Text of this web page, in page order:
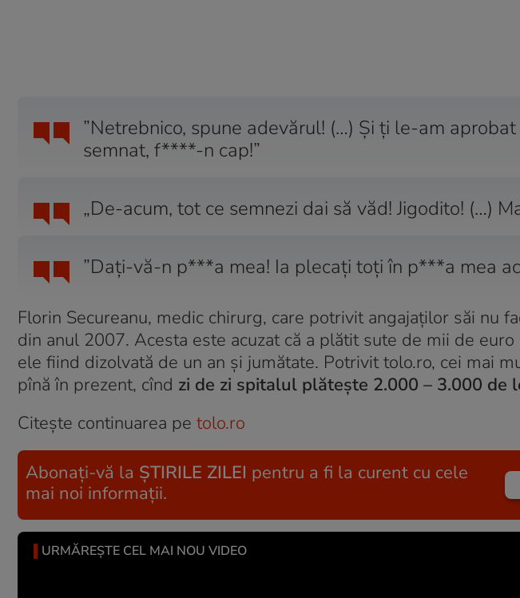
”Netrebnico, spune adevărul! (…) Și ți le-am
semnat, f****-n cap!”
„De-acum, tot ce semnezi dai să văd! Jigodito! (…)
”Dați-vă-n p***a mea! Ia plecați toți în p***a mea
Florin Secureanu, medic chirurg, care potrivit angajaților săi nu
din anul 2007. Acesta este acuzat că a plătit sute de mii de
ele fiind dizolvată de un an și jumătate. Potrivit tolo.ro, cei mai
pînă în prezent, cînd zi de zi spitalul plătește 2.000 – 3.000 de
Citește continuarea pe tolo.ro
Abonați-vă la ȘTIRILE ZILEI pentru a fi la curent cu cele
mai noi informații.
URMĂREȘTE CEL MAI NOU VIDEO